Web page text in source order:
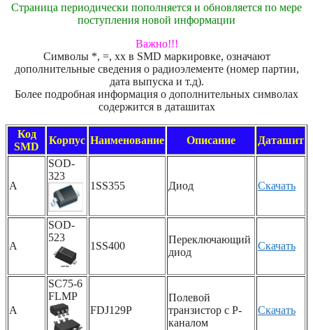
Страница периодически пополняется и обновляется по мере
поступления новой информации
Важно!!!
Символы *, =, xx в SMD маркировке, означают
дополнительные сведения о радиоэлементе (номер партии,
дата выпуска и т.д).
Более подробная информация о дополнительных символах
содержится в даташитах
Код
SMD
Корпус Наименование Описание Даташит
A
SOD-
323
1SS355
Диод Скачать
A
SOD-
523
1SS400
Переключающий
диод
Скачать
A
SC75-6
FLMP
FDJ129P
Полевой
транзистор с P-
каналом
Скачать